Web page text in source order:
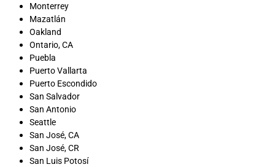
Monterrey
Mazatlán
Oakland
Ontario, CA
Puebla
Puerto Vallarta
Puerto Escondido
San Salvador
San Antonio
Seattle
San José, CA
San José, CR
San Luis Potosí